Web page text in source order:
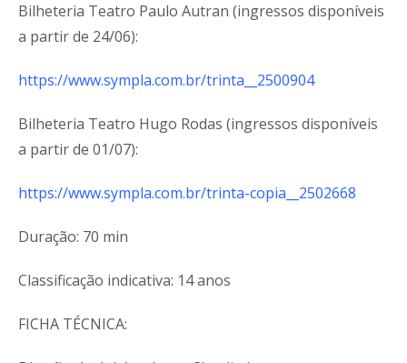
Bilheteria Teatro Paulo Autran (ingressos disponíveis
a partir de 24/06):
https://www.sympla.com.br/trinta__2500904
Bilheteria Teatro Hugo Rodas (ingressos disponíveis
a partir de 01/07):
https://www.sympla.com.br/trinta-copia__2502668
Duração: 70 min
Classificação indicativa: 14 anos
FICHA TÉCNICA: